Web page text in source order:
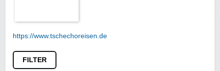
https://www.tschechoreisen.de
FILTER